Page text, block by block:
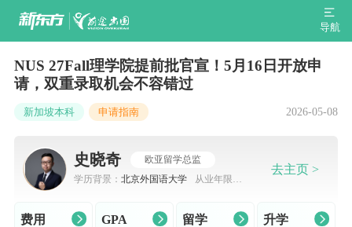
导航
NUS 27Fall理学院提前批官宣！5月16日开放申
请，双重录取机会不容错过
新加坡本科 申请指南 2026-05-08
史晓奇
欧亚留学总监
学历背景： 北京外国语大学
从业年限：
去主页 >
费用
GPA
留学
升学